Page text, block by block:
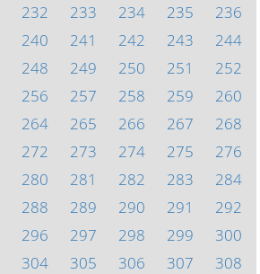
232 233 234 235
236
240 241 242 243
244
248 249 250 251
252
256 257 258 259
260
264 265 266 267
268
272 273 274 275
276
280 281 282 283
284
288 289 290 291
292
296 297 298 299
300
304 305 306 307
308